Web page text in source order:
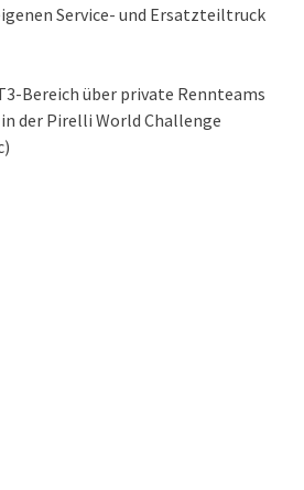
Service- und Ersatzteiltruck
Bereich über private Rennteams
in der Pirelli World Challenge